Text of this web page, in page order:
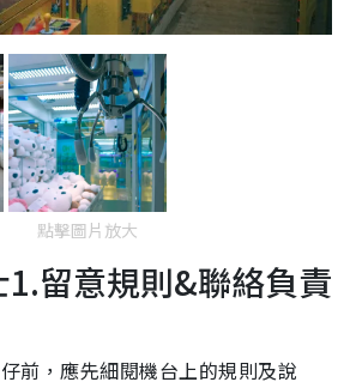
點擊圖片放大
留意規則&聯絡負責
前，應先細閱機台上的規則及說